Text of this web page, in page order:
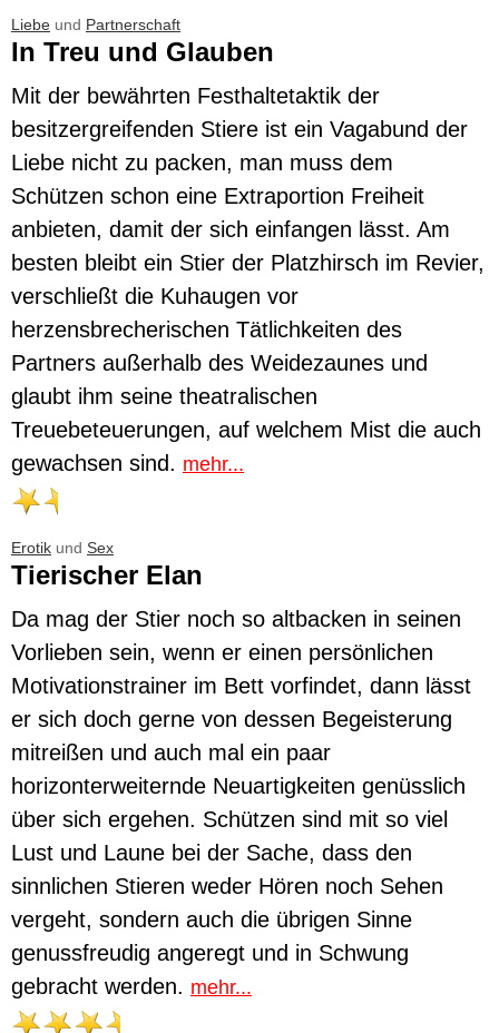
Liebe und Partnerschaft
In Treu und Glauben
Mit der bewährten Festhaltetaktik der
besitzergreifenden Stiere ist ein Vagabund der
Liebe nicht zu packen, man muss dem
Schützen schon eine Extraportion Freiheit
anbieten, damit der sich einfangen lässt. Am
besten bleibt ein Stier der Platzhirsch im Revier,
verschließt die Kuhaugen vor
herzensbrecherischen Tätlichkeiten des
Partners außerhalb des Weidezaunes und
glaubt ihm seine theatralischen
Treuebeteuerungen, auf welchem Mist die auch
gewachsen sind. mehr...
Erotik und Sex
Tierischer Elan
Da mag der Stier noch so altbacken in seinen
Vorlieben sein, wenn er einen persönlichen
Motivationstrainer im Bett vorfindet, dann lässt
er sich doch gerne von dessen Begeisterung
mitreißen und auch mal ein paar
horizonterweiternde Neuartigkeiten genüsslich
über sich ergehen. Schützen sind mit so viel
Lust und Laune bei der Sache, dass den
sinnlichen Stieren weder Hören noch Sehen
vergeht, sondern auch die übrigen Sinne
genussfreudig angeregt und in Schwung
gebracht werden. mehr...